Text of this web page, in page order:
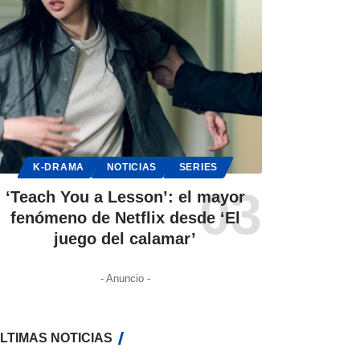
K-DRAMA NOTICIAS SERIES
‘Teach You a Lesson’: el mayor
fenómeno de Netflix desde ‘El
juego del calamar’
- Anuncio -
NOTICIAS